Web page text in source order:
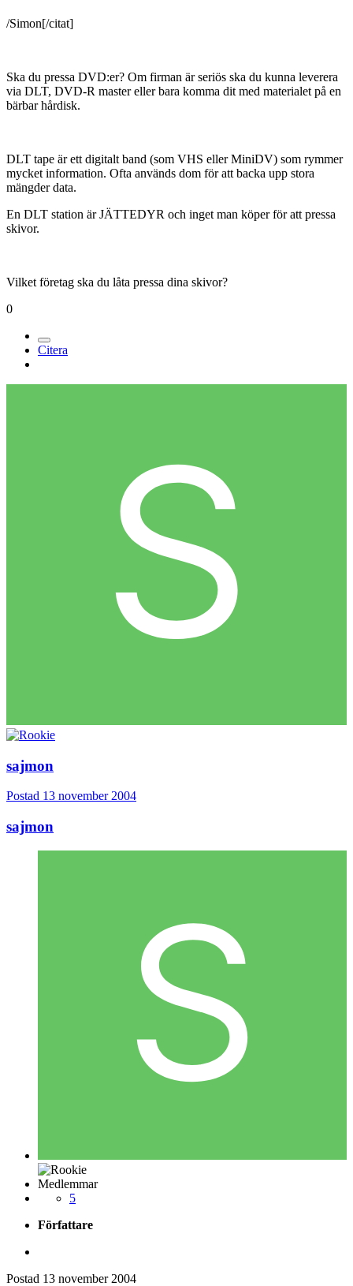
/Simon[/citat]
Ska du pressa DVD:er? Om firman är seriös ska du kunna leverera
via DLT, DVD-R master eller bara komma dit med materialet på en
bärbar hårdisk.
DLT tape är ett digitalt band (som VHS eller MiniDV) som rymmer
mycket information. Ofta används dom för att backa upp stora
mängder data.
En DLT station är JÄTTEDYR och inget man köper för att pressa
skivor.
Vilket företag ska du låta pressa dina skivor?
0
Citera
sajmon
Postad 13 november 2004
sajmon
Medlemmar
5
Författare
Postad 13 november 2004